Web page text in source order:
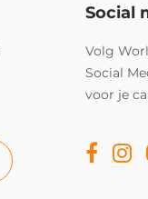
Social
Volg
Social
voor je